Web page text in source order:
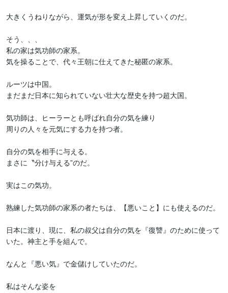
大きくうねりながら、運気が形を変え上昇していくのだ。
そう、、、
私の家は気功師の家系。
気を操ることで、代々王朝に仕えてきた秘匿の家系。
ルーツは中国。
まだまだ日本に知られていない壮大な歴史を持つ超大国。
気功師は、ヒーラーとも呼ばれ自分の気を練り
周りの人々を元気にする力を持つ者。
自分の気を相手に与える。
まさに〝分け与える”のだ。
実はこの気功。
熟練した気功師の家系の者たちは、【悪いこと】にも使えるのだ。
日本に渡り、現に、私の叔父は自分の気を『復讐』のために使って
いた。神主と手を組んで。
なんと『悪い気』で金儲けしていたのだ。
私はそんな姿を